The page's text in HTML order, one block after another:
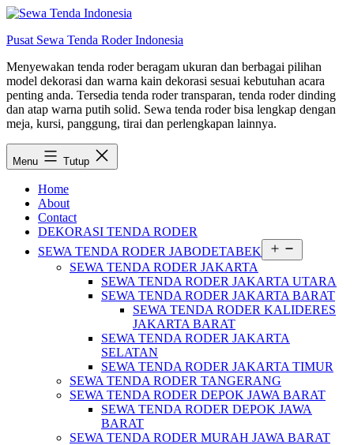
Lewati
konten
Pusat Sewa Tenda Roder Indonesia
Menyewakan tenda roder beragam ukuran dan berbagai pilihan
model dekorasi dan warna kain dekorasi sesuai kebutuhan acara
penting anda. Tersedia tenda roder transparan, tenda roder dinding
dan atap warna putih solid. Sewa tenda roder bisa lengkap dengan
meja, kursi, panggung, tirai dan perlengkapan lainnya.
Menu Tutup
Home
About
Contact
DEKORASI TENDA RODER
SEWA TENDA RODER JABODETABEK
menu
SEWA TENDA RODER JAKARTA
SEWA TENDA RODER JAKARTA UTARA
SEWA TENDA RODER JAKARTA BARAT
SEWA TENDA RODER KALIDERES
JAKARTA BARAT
SEWA TENDA RODER JAKARTA
SELATAN
SEWA TENDA RODER JAKARTA TIMUR
SEWA TENDA RODER TANGERANG
SEWA TENDA RODER DEPOK JAWA BARAT
SEWA TENDA RODER DEPOK JAWA
BARAT
SEWA TENDA RODER MURAH JAWA BARAT